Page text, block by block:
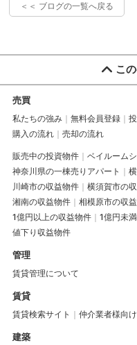
＜＜ ブログの一覧へ戻る
こ
売買
私たちの強み 無料会員登録
購入の流れ
売却の流れ
販売中の投資物件 ベイルーム
神奈川県の一棟売りアパート
川崎市の収益物件
横須賀市の
湘南の収益物件
相模原市の収
1億円以上の収益物件
1億円未
値下り収益物件
管理
賃貸管理について
賃貸
賃貸検索サイト 仲介業者様向け
建築